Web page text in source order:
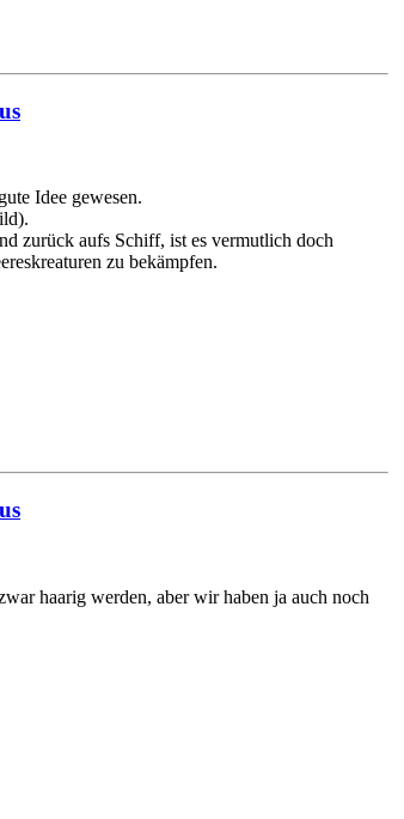
Idee gewesen.
zurück aufs Schiff, ist es vermutlich doch
zu bekämpfen.
haarig werden, aber wir haben ja auch noch